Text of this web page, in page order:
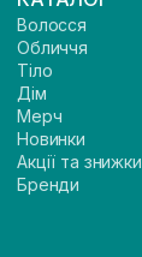
Волосся
Обличчя
Тіло
Дім
Мерч
Новинки
Акції та знижки
Бренди